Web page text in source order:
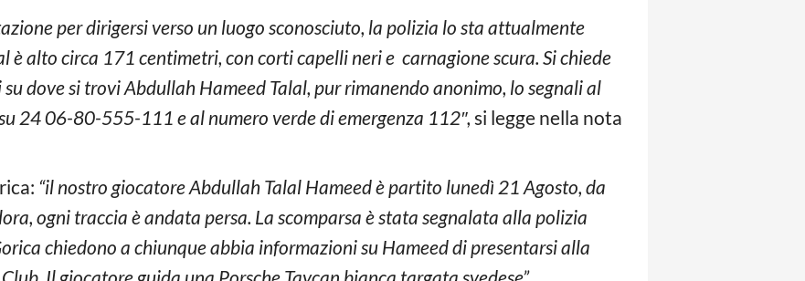
per dirigersi verso un luogo sconosciuto, la polizia lo sta attualmente
è alto circa 171 centimetri, con corti capelli neri e carnagione scura. Si chiede
dove si trovi Abdullah Hameed Talal, pur rimanendo anonimo, lo segnali al
24 06-80-555-111 e al numero verde di emergenza 112″, si legge nella nota
“il nostro giocatore Abdullah Talal Hameed è partito lunedì 21 Agosto, da
ogni traccia è andata persa. La scomparsa è stata segnalata alla polizia
chiedono a chiunque abbia informazioni su Hameed di presentarsi alla